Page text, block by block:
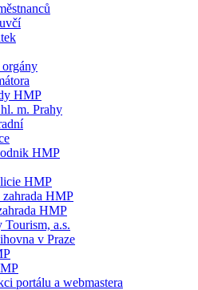
orgány
HMP
m. Prahy
HMP
HMP
HMP
HMP
Tourism, a.s.
v Praze
portálu a webmastera